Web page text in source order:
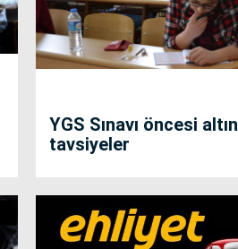
YGS Sınavı öncesi altın
tavsiyeler